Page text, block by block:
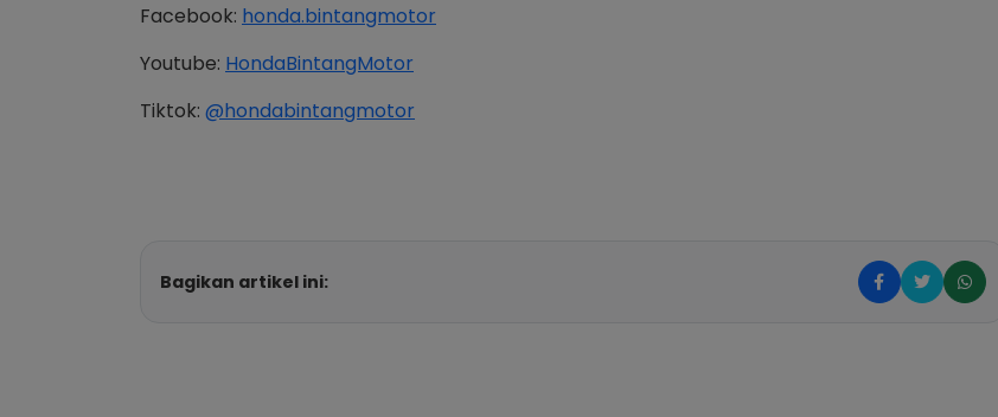
Facebook: honda.bintangmotor
Youtube: HondaBintangMotor
Tiktok: @hondabintangmotor
Bagikan artikel ini: